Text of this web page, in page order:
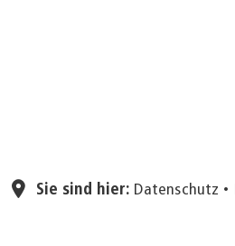
Sie sind hier: Datenschutz